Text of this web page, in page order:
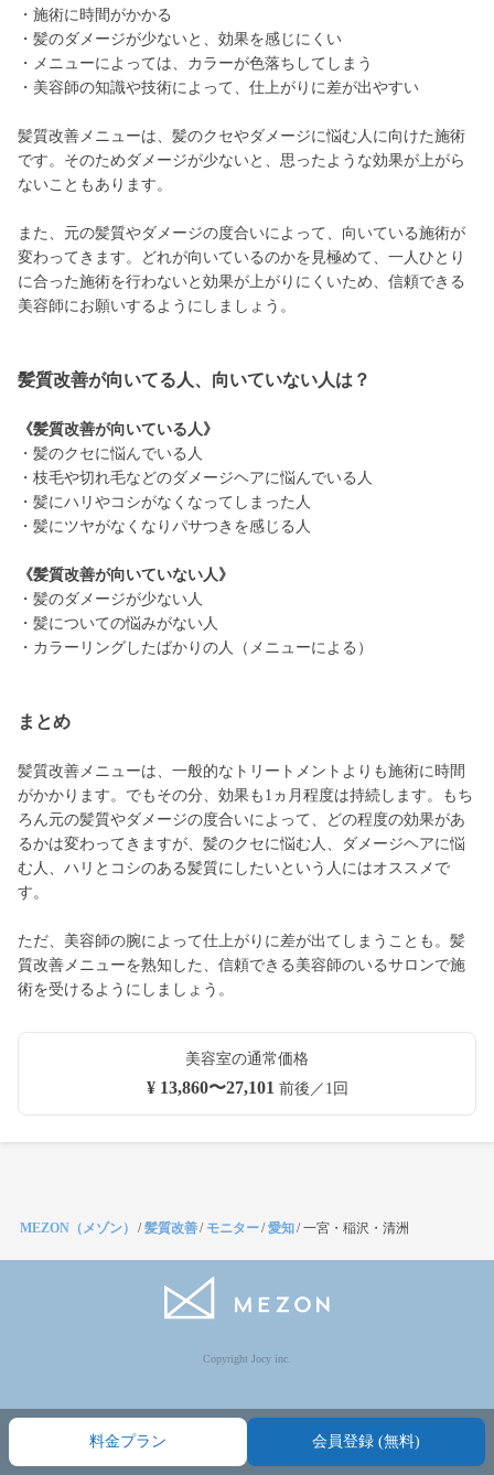
・施術に時間がかかる
・髪のダメージが少ないと、効果を感じにくい
・メニューによっては、カラーが色落ちしてしまう
・美容師の知識や技術によって、仕上がりに差が出やすい
髪質改善メニューは、髪のクセやダメージに悩む人に向けた施術
です。そのためダメージが少ないと、思ったような効果が上がら
ないこともあります。
また、元の髪質やダメージの度合いによって、向いている施術が
変わってきます。どれが向いているのかを見極めて、一人ひとり
に合った施術を行わないと効果が上がりにくいため、信頼できる
美容師にお願いするようにしましょう。
髪質改善が向いてる人、向いていない人は？
《髪質改善が向いている人》
・髪のクセに悩んでいる人
・枝毛や切れ毛などのダメージヘアに悩んでいる人
・髪にハリやコシがなくなってしまった人
・髪にツヤがなくなりパサつきを感じる人
《髪質改善が向いていない人》
・髪のダメージが少ない人
・髪についての悩みがない人
・カラーリングしたばかりの人（メニューによる）
まとめ
髪質改善メニューは、一般的なトリートメントよりも施術に時間
がかかります。でもその分、効果も1ヵ月程度は持続します。もち
ろん元の髪質やダメージの度合いによって、どの程度の効果があ
るかは変わってきますが、髪のクセに悩む人、ダメージヘアに悩
む人、ハリとコシのある髪質にしたいという人にはオススメで
す。
ただ、美容師の腕によって仕上がりに差が出てしまうことも。髪
質改善メニューを熟知した、信頼できる美容師のいるサロンで施
術を受けるようにしましょう。
美容室の通常価格
¥ 13,860〜27,101 前後／1回
料金プラン 会員登録 (無料)
MEZON（メゾン） /髪質改善/ モニター/愛知/一宮・稲沢・清洲
Copyright Jocy inc.